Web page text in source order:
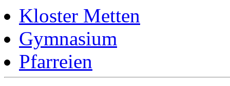
Kloster Metten
Gymnasium
Pfarreien